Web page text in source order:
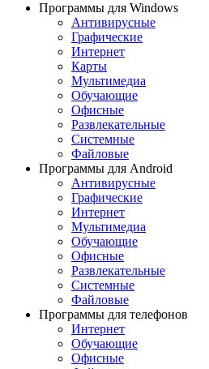
Программы для Windows
Антивирусные
Графические
Интернет
Карты
Мультимедиа
Обучающие
Офисные
Развлекательные
Системные
Файловые
Программы для Android
Антивирусные
Графические
Интернет
Мультимедиа
Обучающие
Офисные
Развлекательные
Системные
Файловые
Программы для телефонов
Интернет
Обучающие
Офисные